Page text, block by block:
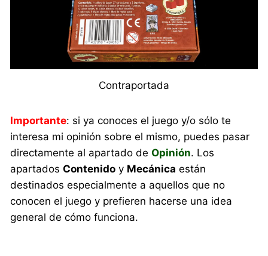
Contraportada
Importante: si ya conoces el juego y/o sólo te
interesa mi opinión sobre el mismo, puedes pasar
directamente al apartado deOpinión. Los
apartadosContenido y Mecánica están
destinados especialmente a aquellos que no
conocen el juego y prefieren hacerse una idea
general de cómo funciona.